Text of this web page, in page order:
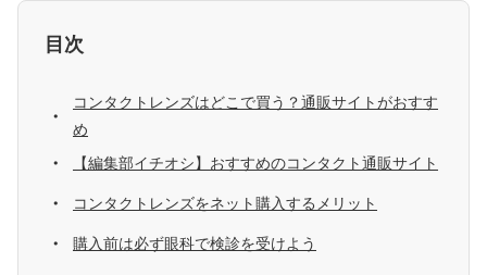
目次
コンタクトレンズはどこで買う？通販サイトがおすす
め
【編集部イチオシ】おすすめのコンタクト通販サイト
コンタクトレンズをネット購入するメリット
購入前は必ず眼科で検診を受けよう